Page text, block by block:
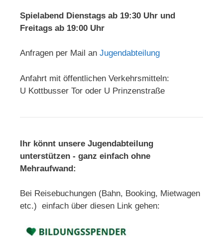
Spielabend Dienstags ab 19:30 Uhr und
Freitags ab 19:00 Uhr
Anfragen per Mail an Jugendabteilung
Anfahrt mit öffentlichen Verkehrsmitteln:
U Kottbusser Tor oder U Prinzenstraße
Ihr könnt unsere Jugendabteilung
unterstützen - ganz einfach ohne
Mehraufwand:
Bei Reisebuchungen (Bahn, Booking, Mietwagen
etc.) einfach über diesen Link gehen: